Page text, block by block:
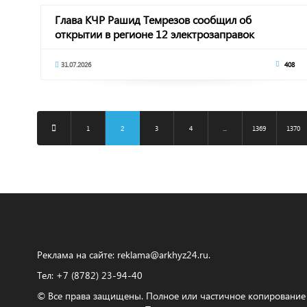
Глава КЧР Рашид Темрезов сообщил об
открытии в регионе 12 электрозаправок
31.07.2026 408
1 2 3 4 1369 1370
Реклама на сайте: reklama@arkhyz24.ru.
Тел: +7 (8782) 23‑94‑40
© Все права защищены. Полное или частичное копирование